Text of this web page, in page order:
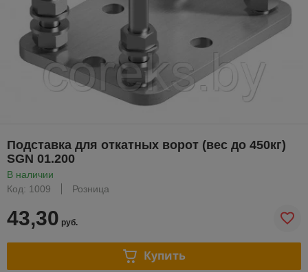
Подставка для откатных ворот (вес до 450кг)
SGN 01.200
В наличии
Код: 1009
Розница
43,30 руб.
Купить